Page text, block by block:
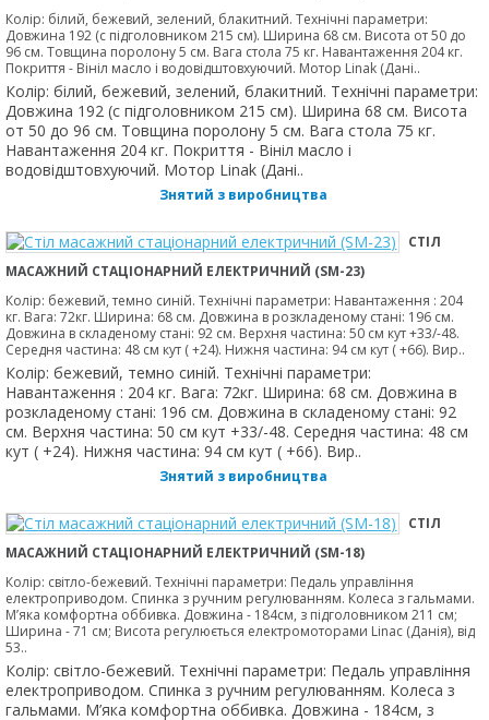
Колір: білий, бежевий, зелений, блакитний. Технічні параметри:
Довжина 192 (с підголовником 215 см). Ширина 68 см. Висота от 50 до
96 см. Товщина поролону 5 см. Вага стола 75 кг. Навантаження 204 кг.
Покриття - Вініл масло і водовідштовхуючий. Мотор Linak (Дані..
Колір: білий, бежевий, зелений, блакитний. Технічні параметри:
Довжина 192 (с підголовником 215 см). Ширина 68 см. Висота
от 50 до 96 см. Товщина поролону 5 см. Вага стола 75 кг.
Навантаження 204 кг. Покриття - Вініл масло і
водовідштовхуючий. Мотор Linak (Дані..
Знятий з виробництва
СТІЛ
МАСАЖНИЙ СТАЦІОНАРНИЙ ЕЛЕКТРИЧНИЙ (SM-23)
Колір: бежевий, темно синій. Технічні параметри: Навантаження : 204
кг. Вага: 72кг. Ширина: 68 см. Довжина в розкладеному стані: 196 см.
Довжина в складеному стані: 92 см. Верхня частина: 50 см кут +33/-48.
Середня частина: 48 см кут ( +24). Нижня частина: 94 см кут ( +66). Вир..
Колір: бежевий, темно синій. Технічні параметри:
Навантаження : 204 кг. Вага: 72кг. Ширина: 68 см. Довжина в
розкладеному стані: 196 см. Довжина в складеному стані: 92
см. Верхня частина: 50 см кут +33/-48. Середня частина: 48 см
кут ( +24). Нижня частина: 94 см кут ( +66). Вир..
Знятий з виробництва
СТІЛ
МАСАЖНИЙ СТАЦІОНАРНИЙ ЕЛЕКТРИЧНИЙ (SM-18)
Колір: світло-бежевий. Технічні параметри: Педаль управління
електроприводом. Спинка з ручним регулюванням. Колеса з гальмами.
М’яка комфортна оббивка. Довжина - 184см, з підголовником 211 см;
Ширина - 71 см; Висота регулюється електромоторами Linac (Данія), від
53..
Колір: світло-бежевий. Технічні параметри: Педаль управління
електроприводом. Спинка з ручним регулюванням. Колеса з
гальмами. М’яка комфортна оббивка. Довжина - 184см, з